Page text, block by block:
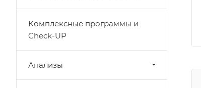
Комплексные программы и
Check-UP
Анализы